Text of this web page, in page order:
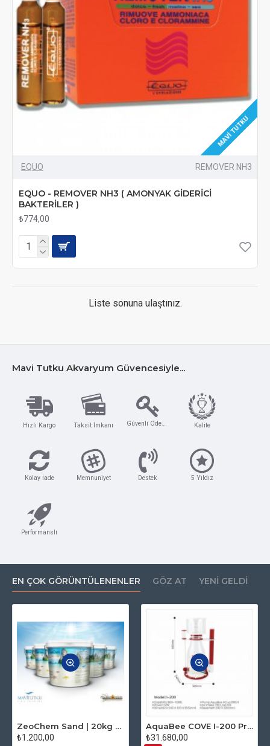
MAVI TUTKU
EQUO REMOVER NH3
EQUO - REMOVER NH3 ( AMONYAK GİDERİCİ
BAKTERİLER )
₺774,00
Liste sonuna ulaştınız.
Mavi Tutku Akvaryum Güvencesiyle...
Hızlı Kargo Taksit İmkanı Güvenli Ödeme Kalite
Kolay İade Memnuniyet Destek 5 Yıldız
Performanslı
EN ÇOK GÖRÜNTÜLENENLER GÖZ AT YENI GELDI
ZeoChem Sand | 20kg - Kalsiyum Karbonatlı Deniz Akvaryum Kumu
₺1.200,00
AquaBee COVE I-200 Protein Skimmer
₺31.680,00